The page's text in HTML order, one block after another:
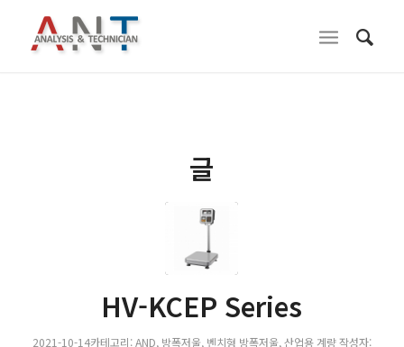
글
HV-KCEP Series
2021-10-14카테고리:AND, 방폭저울, 벤치형 방폭저울,산업용 계량작성자: